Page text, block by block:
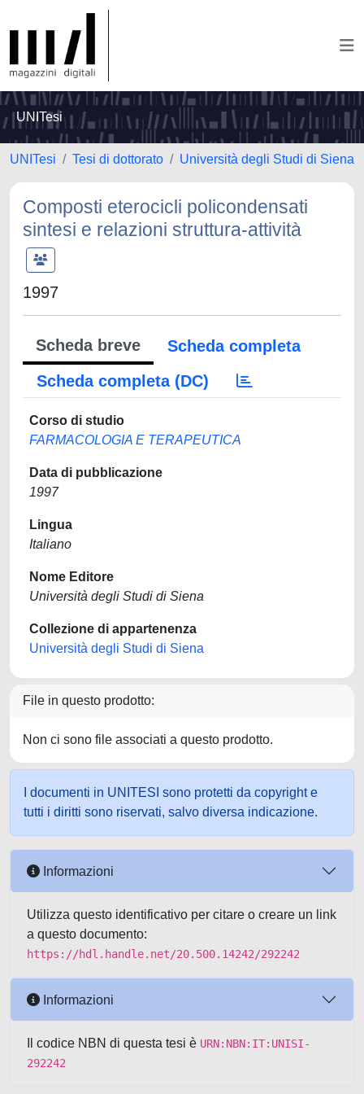
UNITesi
UNITesi Tesi di dottorato Università degli Studi di Siena
Composti eterocicli policondensati
sintesi e relazioni struttura-attività
1997
Scheda breve
Scheda completa
Scheda completa (DC)
Corso di studio
FARMACOLOGIA E TERAPEUTICA
Data di pubblicazione
1997
Lingua
Italiano
Nome Editore
Università degli Studi di Siena
Collezione di appartenenza
Università degli Studi di Siena
File in questo prodotto:
Non ci sono file associati a questo prodotto.
I documenti in UNITESI sono protetti da copyright e
tutti i diritti sono riservati, salvo diversa indicazione.
Informazioni
Utilizza questo identificativo per citare o creare un link
a questo documento:
https://hdl.handle.net/20.500.14242/292242
Informazioni
Il codice NBN di questa tesi è URN:NBN:IT:UNISI-
292242